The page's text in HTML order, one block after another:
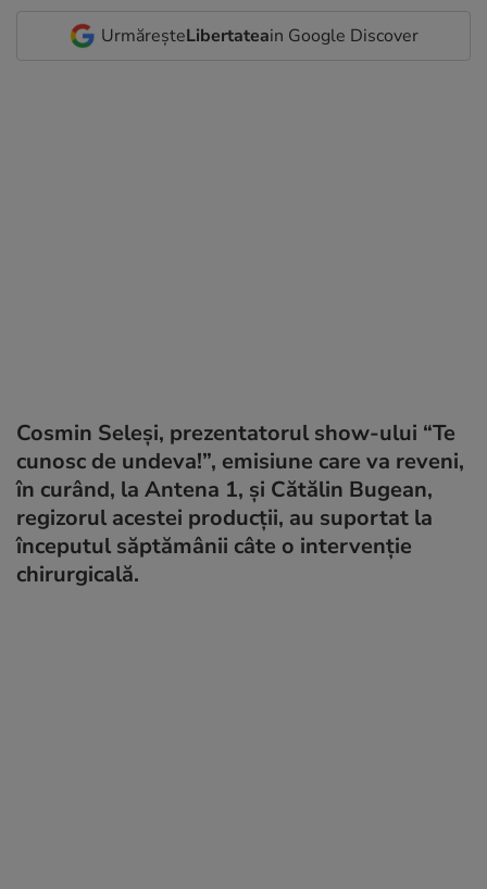
UrmăreșteLibertateain Google Discover
Cosmin Seleși, prezentatorul show-ului “Te
cunosc de undeva!”, emisiune care va reveni,
în curând, la Antena 1, și Cătălin Bugean,
regizorul acestei producții, au suportat la
începutul săptămânii câte o intervenție
chirurgicală.